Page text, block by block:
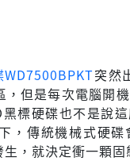
突然
但是每次電腦開
標硬碟也不是說
，傳統機械式硬
，就決定衝一顆固